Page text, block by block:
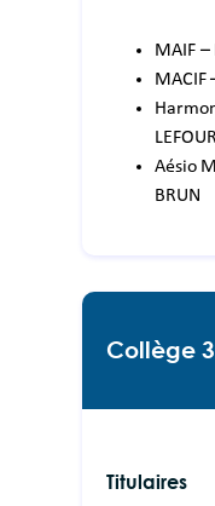
MAIF –
MACIF
LEFOUR
Aésio
BRUN
Collège
Titulaires